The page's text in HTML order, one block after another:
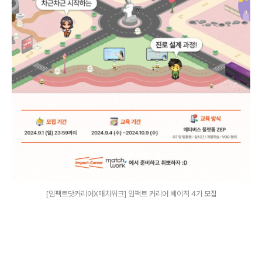
[임팩트닷커리어X매치워크] 임팩트 커리어 베이직 4기 모집